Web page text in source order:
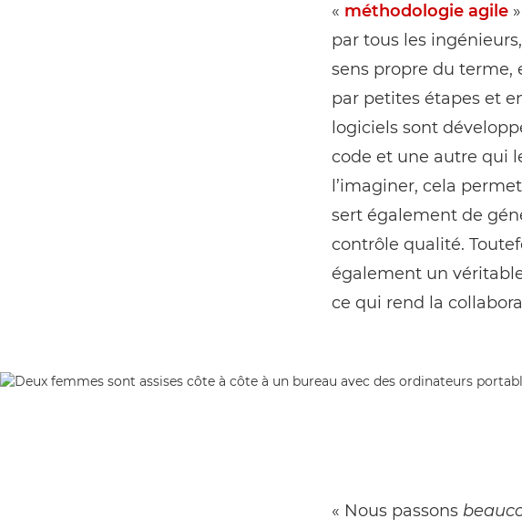
« méthodologie agile»
par tous les
sens propre du terme,
par petites étapes et
logiciels sont
code et une autre qui
l’imaginer, cela
sert également de
contrôle qualité.
également un
ce qui rend la
« Nous passons